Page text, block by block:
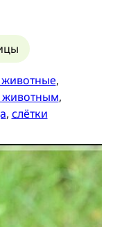
,
животным,
, слётки